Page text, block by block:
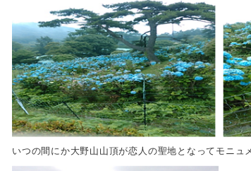
いつの間にか大野山山頂が恋人の聖地となってモニュ